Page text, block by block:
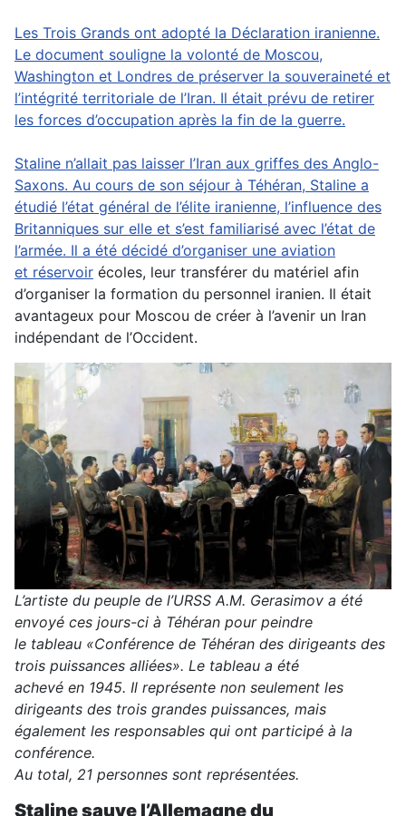
Les Trois Grands ont adopté la Déclaration iranienne.
Le document souligne la volonté de Moscou,
Washington et Londres de préserver la souveraineté et
l’intégrité territoriale de l’Iran. Il était prévu de retirer
les forces d’occupation après la fin de la guerre.
Staline n’allait pas laisser l’Iran aux griffes des Anglo-
Saxons. Au cours de son séjour à Téhéran, Staline a
étudié l’état général de l’élite iranienne, l’influence des
Britanniques sur elle et s’est familiarisé avec l’état de
l’armée. Il a été décidé d’organiser une aviation
et réservoir écoles, leur transférer du matériel afin
d’organiser la formation du personnel iranien. Il était
avantageux pour Moscou de créer à l’avenir un Iran
indépendant de l’Occident.
L’artiste du peuple de l’URSS A.M. Gerasimov a été
envoyé ces jours-ci à Téhéran pour peindre
le tableau «Conférence de Téhéran des dirigeants des
trois puissances alliées». Le tableau a été
achevé en 1945. Il représente non seulement les
dirigeants des trois grandes puissances, mais
également les responsables qui ont participé à la
conférence.
Au total, 21 personnes sont représentées.
Staline sauve l’Allemagne du